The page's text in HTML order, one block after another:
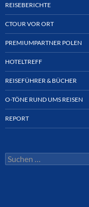
REISEBERICHTE
CTOUR VOR ORT
PREMIUMPARTNER POLEN
HOTELTREFF
REISEFÜHRER & BÜCHER
O-TÖNE RUND UMS REISEN
REPORT
Suchen
nach: